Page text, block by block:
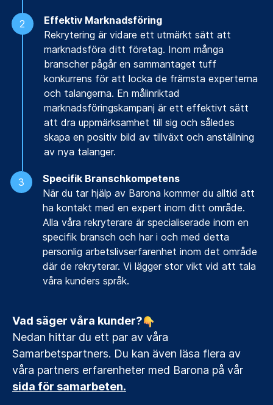
Effektiv Marknadsföring
Rekrytering är vidare ett utmärkt sätt att
marknadsföra ditt företag. Inom många
branscher pågår en sammantaget tuff
konkurrens för att locka de främsta experterna
och talangerna. En målinriktad
marknadsföringskampanj är ett effektivt sätt
att dra uppmärksamhet till sig och således
skapa en positiv bild av tillväxt och anställning
av nya talanger.
Specifik Branschkompetens
När du tar hjälp av Barona kommer du alltid att
ha kontakt med en expert inom ditt område.
Alla våra rekryterare är specialiserade inom en
specifik bransch och har i och med detta
personlig arbetslivserfarenhet inom det område
där de rekryterar. Vi lägger stor vikt vid att tala
våra kunders språk.
Vad säger våra kunder?
Nedan hittar du ett par av våra
Samarbetspartners. Du kan även läsa flera av
våra partners erfarenheter med Barona på vår
sida för samarbeten.